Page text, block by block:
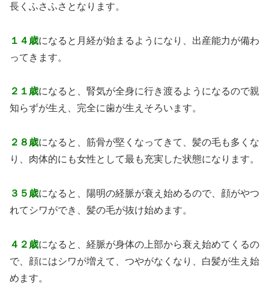
長くふさふさとなります。
１４歳になると月経が始まるようになり、出産能力が備わ
ってきます。
２１歳になると、腎気が全身に行き渡るようになるので親
知らずが生え、完全に歯が生えそろいます。
２８歳になると、筋骨が堅くなってきて、髪の毛も多くな
り、肉体的にも女性として最も充実した状態になります。
３５歳になると、陽明の経脈が衰え始めるので、顔がやつ
れてシワができ、髪の毛が抜け始めます。
４２歳になると、経脈が身体の上部から衰え始めてくるの
で、顔にはシワが増えて、つやがなくなり、白髪が生え始
めます。